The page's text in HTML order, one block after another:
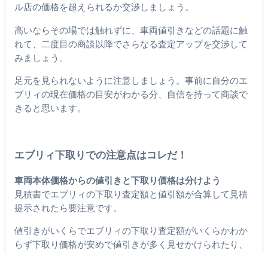
ル店の価格を超えられるか交渉しましょう。
高いならその場では触れずに、車両値引きなどの話題に触
れて、二度目の商談以降でさらなる査定アップを交渉して
みましょう。
足元を見られないように注意しましょう。事前に自分のエ
ブリィの現在価格の目安がわかる分、自信を持って商談で
きると思います。
エブリィ下取りでの注意点はコレだ！
車両本体価格からの値引きと下取り価格は分けよう
見積書でエブリィの下取り査定額と値引額が合算して見積
提示されたら要注意です。
値引きがいくらでエブリィの下取り査定額がいくらかわか
らず下取り価格が安めで値引きが多く見せかけられたり、